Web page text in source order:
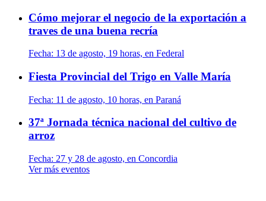
Cómo mejorar el negocio de la exportación a
traves de una buena recría
Fecha: 13 de agosto, 19 horas, en Federal
Fiesta Provincial del Trigo en Valle María
Fecha: 11 de agosto, 10 horas, en Paraná
37ª Jornada técnica nacional del cultivo de
arroz
Fecha: 27 y 28 de agosto, en Concordia
Ver más eventos